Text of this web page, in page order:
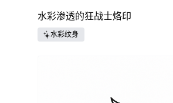
水彩渗透的狂战士烙印
水彩纹身